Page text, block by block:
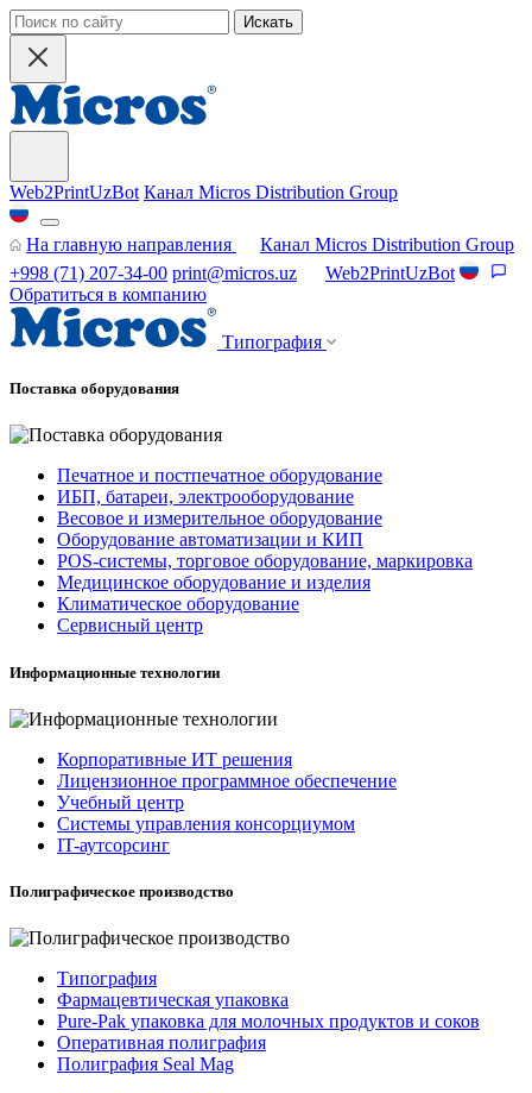
Искать
Web2PrintUzBot Канал Micros Distribution Group
На главную направления
Канал Micros Distribution Group
+998 (71) 207-34-00 print@micros.uz
Web2PrintUzBot
Обратиться в компанию
Типография
Поставка оборудования
Печатное и постпечатное оборудование
ИБП, батареи, электрооборудование
Весовое и измерительное оборудование
Оборудование автоматизации и КИП
POS-системы, торговое оборудование, маркировка
Медицинское оборудование и изделия
Климатическое оборудование
Сервисный центр
Информационные технологии
Корпоративные ИТ решения
Лицензионное программное обеспечение
Учебный центр
Системы управления консорциумом
IT-аутсорсинг
Полиграфическое производство
Типография
Фармацевтическая упаковка
Pure-Pak упаковка для молочных продуктов и соков
Оперативная полиграфия
Полиграфия Seal Mag